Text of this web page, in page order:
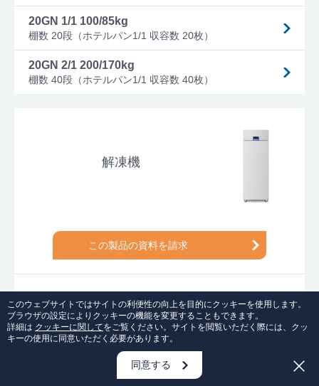
20GN 1/1 100/85kg
棚数 20段（ホテルパン1/1 収容数 20枚）
20GN 2/1 200/170kg
棚数 40段（ホテルパン1/1 収容数 40枚）
解凍機
この製品の資料を請求
解凍機
無料セミナー・展示会
お申込み
このウェブサイトではサイトの利便性の向上を目的にクッキーを使用します。
ブラウザの設定によりクッキーの機能を変更することもできます。
詳細は クッキーに関してをご覧ください。サイトを閲覧いただく際には、クッ
キーの使用に同意いただく必要があります。
同意する